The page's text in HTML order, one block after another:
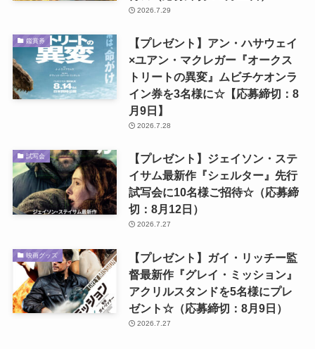
2026.7.29
鑑賞券
【プレゼント】アン・ハサウェイ
×ユアン・マクレガー『オークス
トリートの異変』ムビチケオンラ
イン券を3名様に☆【応募締切：8
月9日】
2026.7.28
試写会
【プレゼント】ジェイソン・ステ
イサム最新作『シェルター』先行
試写会に10名様ご招待☆（応募締
切：8月12日）
2026.7.27
映画グッズ
【プレゼント】ガイ・リッチー監
督最新作『グレイ・ミッション』
アクリルスタンドを5名様にプレ
ゼント☆（応募締切：8月9日）
2026.7.27